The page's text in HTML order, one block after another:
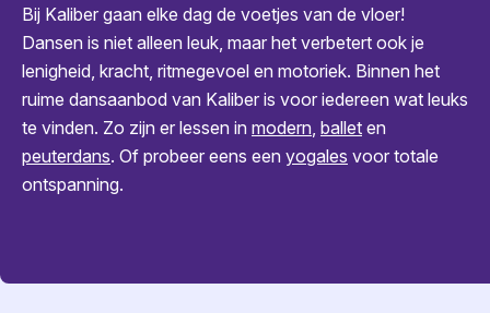
Bij Kaliber gaan elke dag de voetjes van de vloer!
Dansen is niet alleen leuk, maar het verbetert ook je
lenigheid, kracht, ritmegevoel en motoriek. Binnen het
ruime dansaanbod van Kaliber is voor iedereen wat leuks
te vinden. Zo zijn er lessen in modern, ballet en
peuterdans. Of probeer eens een yogales voor totale
ontspanning.